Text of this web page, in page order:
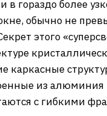
в гораздо более
обычно не
этого
каркасные
из алюминия
с гибкими